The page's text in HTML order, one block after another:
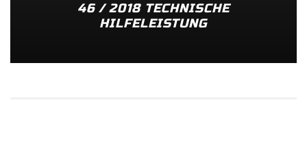
46 / 2018 TECHNISCHE
HILFELEISTUNG